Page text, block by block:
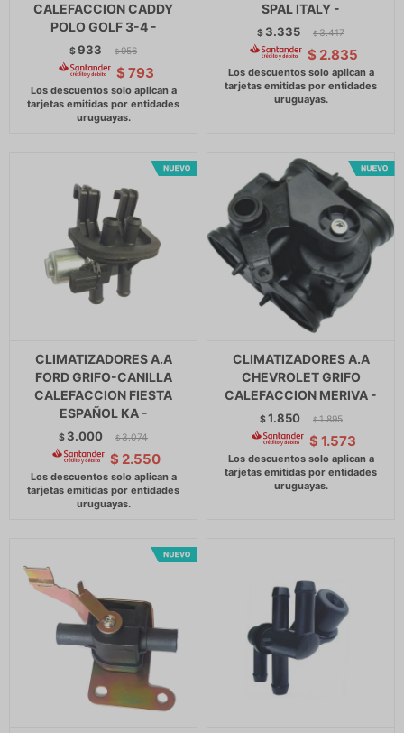
CALEFACCION CADDY
POLO GOLF 3-4 -
$933 $ 956
$ 793
SPAL ITALY -
$ 3.335 $ 3.417
$ 2.835
CLIMATIZADORES A.A
FORD GRIFO-CANILLA
CALEFACCION FIESTA
ESPAÑOL KA -
$ 3.000 $ 3.074
$ 2.550
CLIMATIZADORES A.A
CHEVROLET GRIFO
CALEFACCION MERIVA -
$1.850 $ 1.895
$ 1.573